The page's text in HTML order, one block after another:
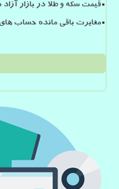
قیمت سکه و طلا در بازار آزاد در ۱۲ مرداد
مغایرت باقی مانده حساب های مشتریان تا 17